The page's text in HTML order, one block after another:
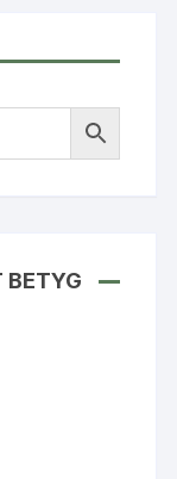
BETYG